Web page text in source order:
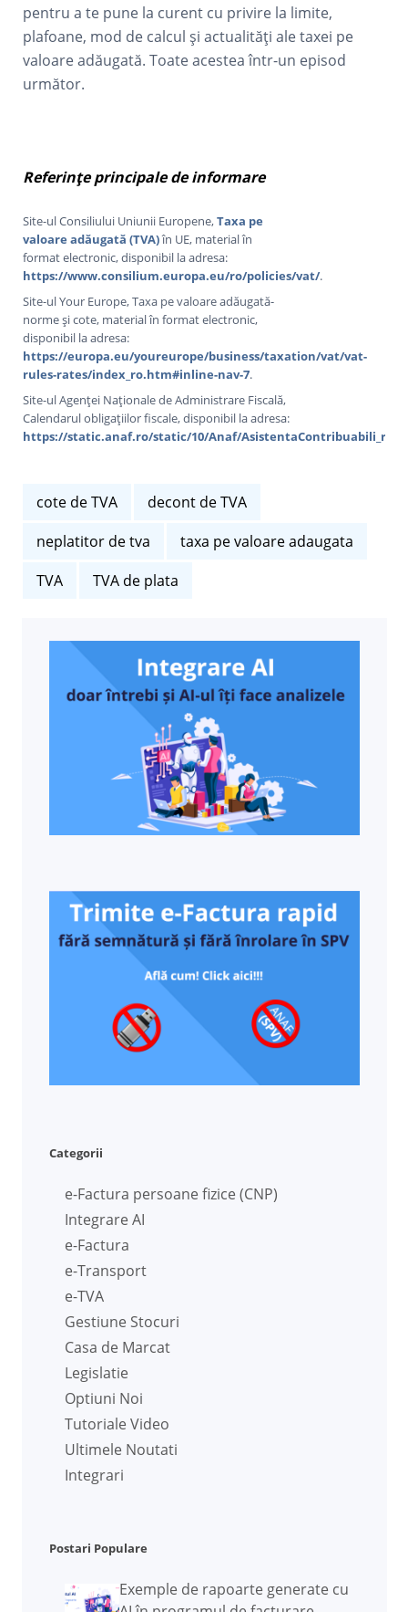
pentru a te pune la curent cu privire la limite,
plafoane, mod de calcul și actualități ale taxei pe
valoare adăugată. Toate acestea într-un episod
următor.
Referințe principale de informare
Site-ul Consiliului Uniunii Europene,Taxa pe
valoare adăugată (TVA)în UE, material în
format electronic, disponibil la adresa:
https://www.consilium.europa.eu/ro/policies/vat/.
Site-ul Your Europe, Taxa pe valoare adăugată-
norme și cote, material în format electronic,
disponibil la adresa:
https://europa.eu/youreurope/business/taxation/vat/vat-
rules-rates/index_ro.htm#inline-nav-7.
Site-ul Agenței Naționale de Administrare Fiscală,
Calendarul obligațiilor fiscale, disponibil la adresa:
https://static.anaf.ro/static/10/Anaf/AsistentaContribuabili_r/
cote de TVA
decont de TVA
neplatitor de tva
taxa pe valoare adaugata
TVA
TVA de plata
Categorii
e-Factura persoane fizice (CNP)
Integrare AI
e-Factura
e-Transport
e-TVA
Gestiune Stocuri
Casa de Marcat
Legislatie
Optiuni Noi
Tutoriale Video
Ultimele Noutati
Integrari
Postari Populare
Exemple de rapoarte generate cu